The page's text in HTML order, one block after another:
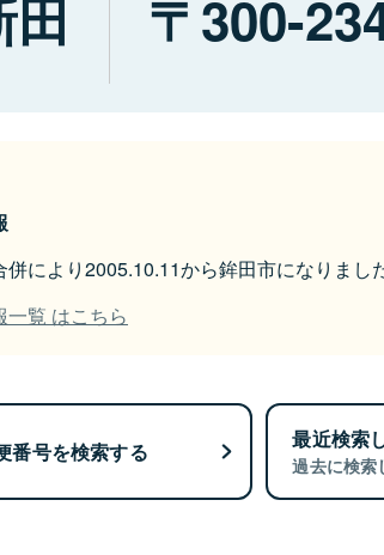
300-
併により2005.10.11から鉾田市になりまし
覧 はこちら
番号を検索する 最近検索
過去に検索